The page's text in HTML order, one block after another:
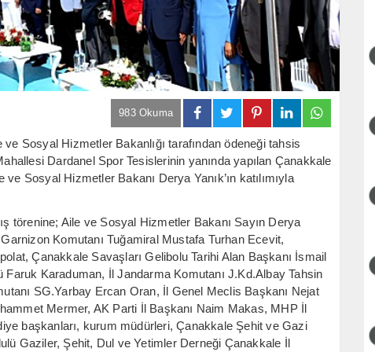
983 Okuma
ve Sosyal Hizmetler Bakanlığı tarafından ödeneği tahsis
Dardanel Spor Tesislerinin yanında yapılan Çanakkale
ve Sosyal Hizmetler Bakanı Derya Yanık’ın katılımıyla
törenine; Aile ve Sosyal Hizmetler Bakanı Sayın Derya
Komutanı Tuğamiral Mustafa Turhan Ecevit,
Çanakkale Savaşları Gelibolu Tarihi Alan Başkanı İsmail
Faruk Karaduman, İl Jandarma Komutanı J.Kd.Albay Tahsin
SG.Yarbay Ercan Oran, İl Genel Meclis Başkanı Nejat
Mermer, AK Parti İl Başkanı Naim Makas, MHP İl
başkanları, kurum müdürleri, Çanakkale Şehit ve Gazi
Gaziler, Şehit, Dul ve Yetimler Derneği Çanakkale İl